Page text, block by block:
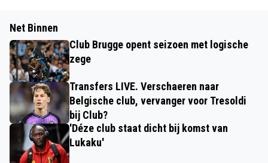
Net Binnen
Club Brugge opent seizoen met logische
zege
Transfers LIVE. Verschaeren naar
Belgische club, vervanger voor Tresoldi
bij Club?
'Déze club staat dicht bij komst van
Lukaku'